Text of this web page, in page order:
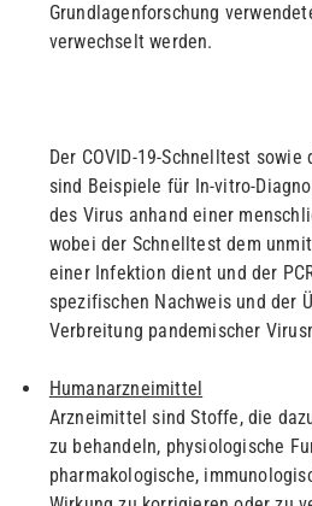
Grundlagenforschung
verwechselt werden.
Der COVID-19-Schnelltest sowie
sind Beispiele für In-vitro-
des Virus anhand einer
wobei der Schnelltest dem
einer Infektion dient und der
spezifischen Nachweis und der
Verbreitung pandemischer
Humanarzneimittel
Arzneimittel sind Stoffe, die
zu behandeln, physiologische
pharmakologische,